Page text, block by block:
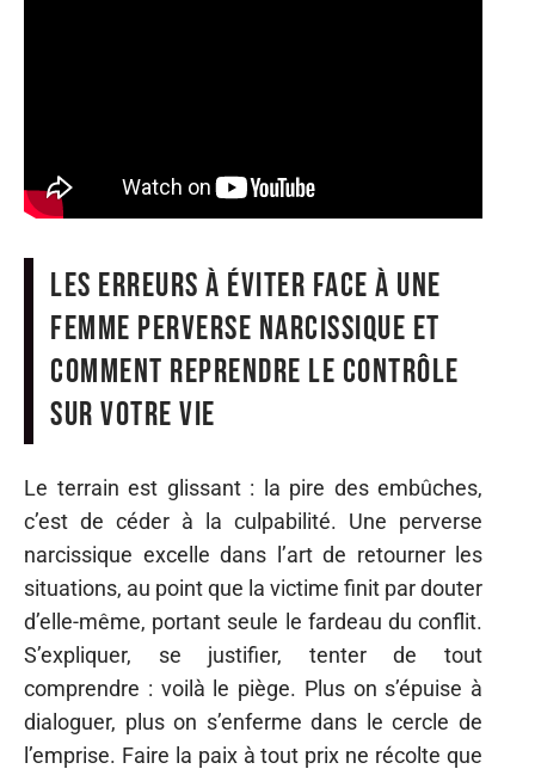
Les erreurs à éviter face à une
femme perverse narcissique et
comment reprendre le contrôle
sur votre vie
Le terrain est glissant : la pire des embûches,
c’est de céder à la culpabilité. Une perverse
narcissique excelle dans l’art de retourner les
situations, au point que la victime finit par douter
d’elle-même, portant seule le fardeau du conflit.
S’expliquer, se justifier, tenter de tout
comprendre : voilà le piège. Plus on s’épuise à
dialoguer, plus on s’enferme dans le cercle de
l’emprise. Faire la paix à tout prix ne récolte que